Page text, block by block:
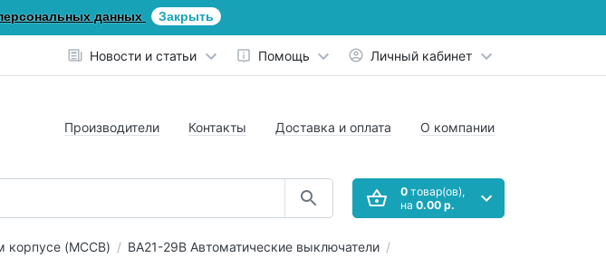
данных Закрыть
Новости и статьи Помощь Личный кабинет
Производители Контакты Доставка и оплата О компании
0товар(ов),
на 0.00 р.
корпусе (MCCB)
ВА21-29В Автоматические выключатели